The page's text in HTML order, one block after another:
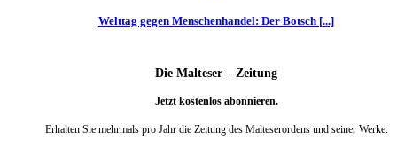
Welttag gegen Menschenhandel: Der Botsch [...]
Die Malteser – Zeitung
Jetzt kostenlos abonnieren.
Erhalten Sie mehrmals pro Jahr die Zeitung des Malteserordens und seiner Werke.